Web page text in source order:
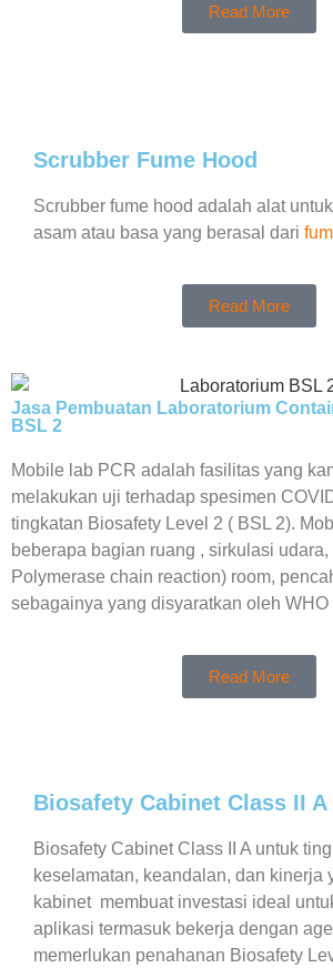
Read More
Scrubber Fume Hood
Scrubber fume hood adalah alat
asam atau basa yang berasal dari
Read More
Jasa Pembuatan Laboratorium
BSL 2
Mobile lab PCR adalah fasilitas yang
melakukan uji terhadap spesimen
tingkatan Biosafety Level 2 ( BSL 2).
beberapa bagian ruang , sirkulasi udara,
Polymerase chain reaction) room,
sebagainya yang disyaratkan oleh WHO
Read More
Biosafety Cabinet Class II A
Biosafety Cabinet Class II A untuk
keselamatan, keandalan, dan kinerja
kabinet membuat investasi ideal
aplikasi termasuk bekerja dengan
memerlukan penahanan Biosafety